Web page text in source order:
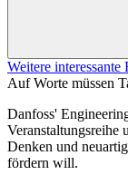
Weitere interessante
Auf Worte müssen
Danfoss'
Veranstaltungsreihe
Denken und
fördern will.